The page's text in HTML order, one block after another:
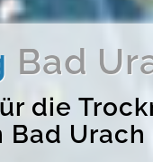
Bad
die
Bad